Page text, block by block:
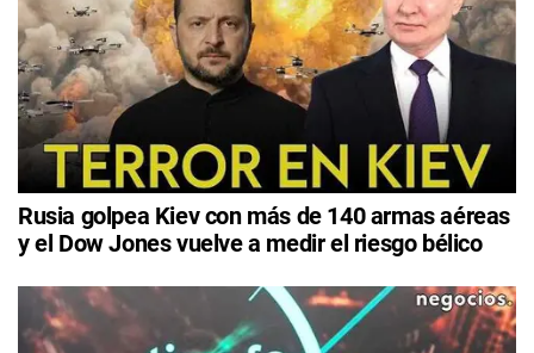
Rusia golpea Kiev con más de 140 armas aéreas
y el Dow Jones vuelve a medir el riesgo bélico